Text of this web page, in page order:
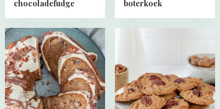
chocoladefudge
boterkoek
Read
more
about
Appel-
pecan
gingerbread
tulband
Speculaas
spritsen